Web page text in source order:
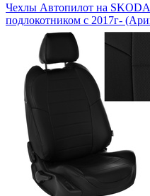
Чехлы Автопилот на
подлокотником c 2017г-